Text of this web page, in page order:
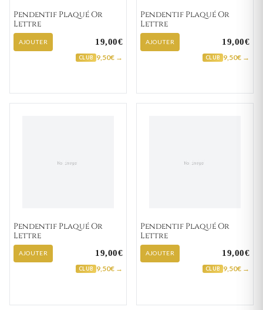
Pendentif Plaqué Or
Lettre
AJOUTER 19,00€
CLUB 9,50€ →
Pendentif Plaqué Or
Lettre
AJOUTER 19,00€
CLUB 9,50€ →
Pendentif Plaqué Or
Lettre
AJOUTER 19,00€
CLUB 9,50€ →
Pendentif Plaqué Or
Lettre
AJOUTER 19,00€
CLUB 9,50€ →